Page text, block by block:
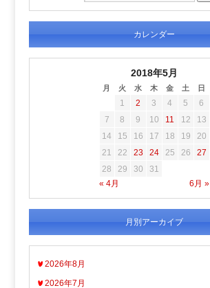
カレンダー
2018年5月
月 火 水 木 金 土 日
« 4月 6月 »
1 2 3 4 5
6
7
8 9 10 11 12
13
14
15 16 17 18 19
20
21
22 23 24 25 26
27
28
29 30 31
月別アーカイブ
2026年8月
2026年7月